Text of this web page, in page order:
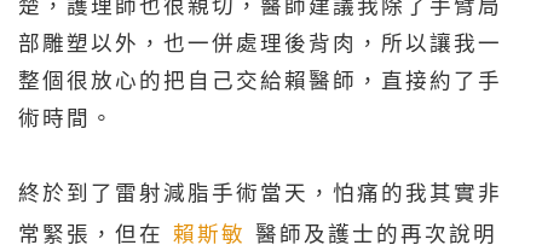
楚，護理師也很親切，醫師建議我除了手臂局
部雕塑以外，也一併處理後背肉，所以讓我一
整個很放心的把自己交給賴醫師，直接約了手
術時間。
終於到了雷射減脂手術當天，怕痛的我其實非
常緊張，但在 賴斯敏 醫師及護士的再次說明